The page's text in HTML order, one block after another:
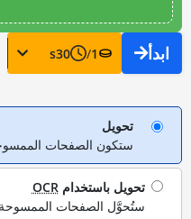
ابدأ 1
/
30
s
تحويل
ستكون الصفحات
تحويل باستخدام OCR
ستُحوَّل الصفحات الممسوحة